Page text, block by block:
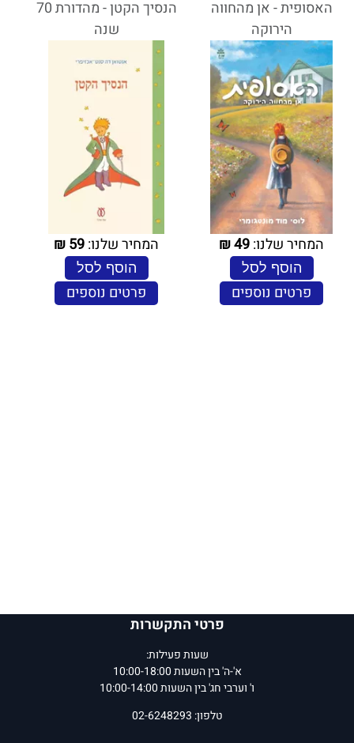
האסופית - אן מהחווה
הירוקה
המחיר שלנו:49
₪
הוסף לסל
פרטים נוספים
הנסיך הקטן - מהדורת 70
שנה
המחיר שלנו:59
₪
הוסף לסל
פרטים נוספים
פרטי התקשרות
שעות פעילות:
א'-ה' בין השעות 10:00-18:00
ו' וערבי חג' בין השעות 10:00-14:00
טלפון: 02-6248293